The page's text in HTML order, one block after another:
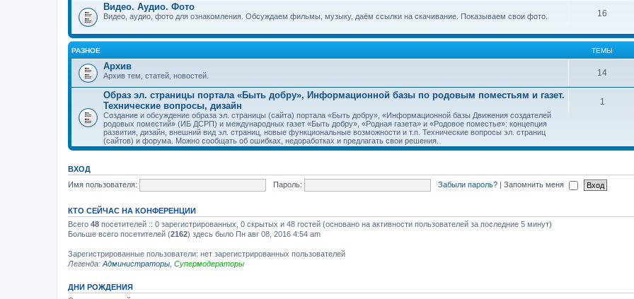
Видео. Аудио. Фото
Видео, аудио, фото для ознакомления. Обсуждаем фильмы, музыку, даём ссылки на скачивание. Показываем свои фото. 16
РАЗНОЕ ТЕМЫ
Архив
Архив тем, статей, новостей. 14
Образ эл. страницы портала «Быть добру», Информационной базы по родовым поместьям и газет.
Технические вопросы, дизайн
Создание и обсуждение образа эл. страницы (сайта) портала «Быть добру», «Информационной базы Движения создателей
родовых поместий» (ИБ ДСРП) и международных газет «Быть добру», «Родная газета» и «Родовое поместье»: концепция
развития, дизайн, внешний вид эл. страниц, новые функциональные возможности и т.п. Технические вопросы эл. страниц
(сайтов) и форума. Можно сообщать об ошибках, недоработках и предлагать свои решения.
1
ВХОД
Имя пользователя:
Пароль: Забыли пароль? | Запомнить меня
КТО СЕЙЧАС НА КОНФЕРЕНЦИИ
Всего 48 посетителей :: 0 зарегистрированных, 0 скрытых и 48 гостей (основано на активности пользователей за последние 5 минут)
Больше всего посетителей (2162) здесь было Пн авг 08, 2016 4:54 am
Зарегистрированные пользователи: нет зарегистрированных пользователей
Легенда: Администраторы Супермодераторы
ДНИ РОЖДЕНИЯ